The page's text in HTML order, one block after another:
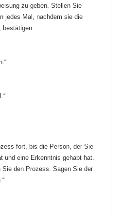
zu geben. Stellen Sie
jedes Mal, nachdem sie die
bestätigen.
fort, bis die Person, der Sie
und eine Erkenntnis gehabt hat.
den Prozess. Sagen Sie der